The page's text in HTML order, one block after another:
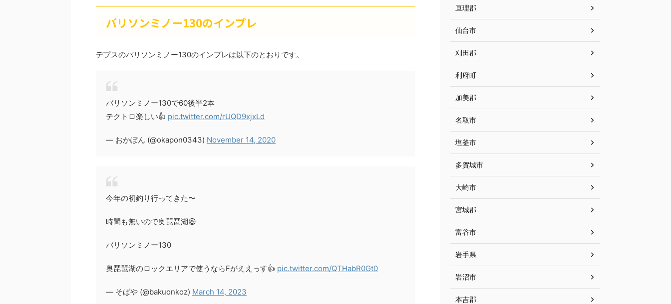
バリソンミノー130のインプレ
デプスのバリソンミノー130のインプレは以下のとおりです。
バリソンミノー130で60後半2本
テクトロ楽しい👍 pic.twitter.com/rUQD9xjxLd
— おかぽん (@okapon0343) November 14, 2020
今年の初釣り行ってきた〜
時間も無いので奥琵琶湖😆
バリソンミノー130
奥琵琶湖のロックエリアで使うならFがええっす👍 pic.twitter.com/QTHabR0Gt0
— そばや (@bakuonkoz) March 14, 2023
亘理郡
仙台市
刈田郡
利府町
加美郡
名取市
塩釜市
多賀城市
大崎市
宮城郡
富谷市
岩手県
岩沼市
本吉郡